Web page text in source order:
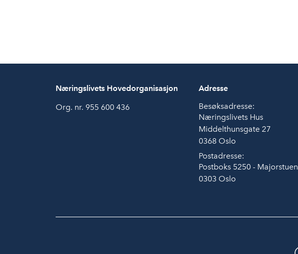
Næringslivets Hovedorganisasjon
Org. nr. 955 600 436
Adresse
Besøksadresse:
Næringslivets Hus
Middelthunsgate 27
0368 Oslo
Postadresse:
Postboks 5250 - Majorstuen
0303 Oslo